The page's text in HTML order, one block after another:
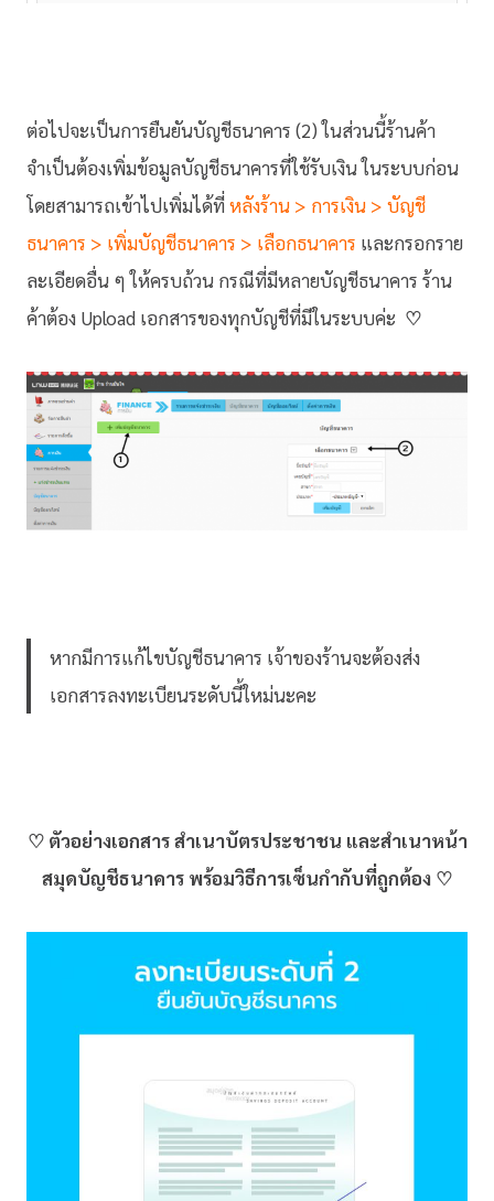
ต่อไปจะเป็นการยืนยันบัญชีธนาคาร (2) ในส่วนนี้ร้านค้า
จำเป็นต้องเพิ่มข้อมูลบัญชีธนาคารที่ใช้รับเงิน ในระบบก่อน
โดยสามารถเข้าไปเพิ่มได้ที่หลังร้าน > การเงิน > บัญชี
ธนาคาร > เพิ่มบัญชีธนาคาร > เลือกธนาคาร และกรอกราย
ละเอียดอื่น ๆ ให้ครบถ้วน กรณีที่มีหลายบัญชีธนาคาร ร้าน
ค้าต้อง Upload เอกสารของทุกบัญชีที่มีในระบบค่ะ ♡
หากมีการแก้ไขบัญชีธนาคาร เจ้าของร้านจะต้องส่ง
เอกสารลงทะเบียนระดับนี้ใหม่นะคะ
♡ ตัวอย่างเอกสาร สำเนาบัตรประชาชน และสำเนาหน้า
สมุดบัญชีธนาคาร พร้อมวิธีการเซ็นกำกับที่ถูกต้อง ♡